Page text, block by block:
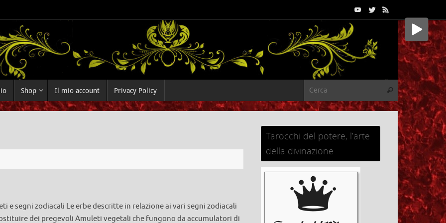
Shop Il mio account Privacy Policy
Cerca:
Cerca
e segni zodiacali Le erbe descritte in relazione ai vari segni zodiacali
dei pregevoli Amuleti vegetali che fungono da accumulatori di
Tarocchi del potere, l’arte
della divinazione